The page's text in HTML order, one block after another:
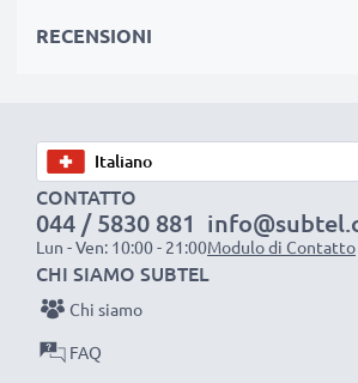
componenti evitano un rapido logorio
tensione di esercizio
✔ Filo resistente e flessibile, ma che
+ Materiale piacevole al tatto
✔ Sicurezza certificata: protezione da
surriscaldamento e sovratensione
Caricatore subtel: un caricabatterie
RECENSIONI
CONTATTO
044 / 5830 881
Lun - Ven: 10:00 - 21:00Modulo di Contatto
CHI SIAMO SUBTEL
Chi siamo
FAQ